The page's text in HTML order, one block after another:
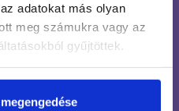
adatokat más olyan
meg számukra vagy az
gyűjtöttek.
FÉMESZKÖZÖK
ÉS BŐRÁPOLÁS